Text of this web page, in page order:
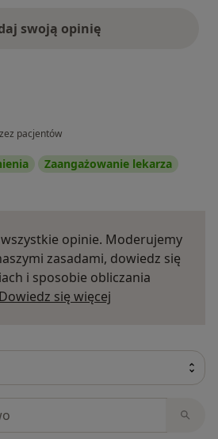
swoją opinię
pacjentów
Zaangażowanie lekarza
opinie. Moderujemy
zasadami, dowiedz się
i sposobie obliczania
Dowiedz się więcej